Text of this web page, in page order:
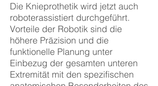
Die Knieprothetik wird jetzt auch
roboterassistiert durchgeführt.
Vorteile der Robotik sind die
höhere Präzision und die
funktionelle Planung unter
Einbezug der gesamten unteren
Extremität mit den spezifischen